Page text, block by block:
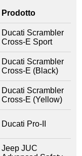
Prodotto
Ducati Scrambler
Cross-E Sport
Ducati Scrambler
Cross-E (Black)
Ducati Scrambler
Cross-E (Yellow)
Ducati Pro-II
Jeep JUC